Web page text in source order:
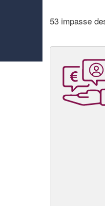
53 impasse